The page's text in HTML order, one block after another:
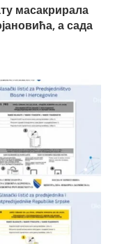
масакрирала
а сада